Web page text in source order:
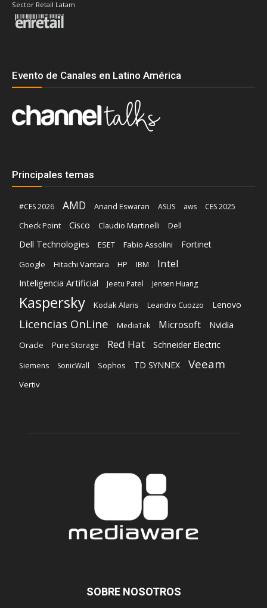
Sector Retail Latam
Evento de Canales en Latino América
Principales temas
#CES 2026 AMD Anand Eswaran ASUS aws
CES 2025
Check Point
Cisco Claudio Martinelli Dell
Dell Technologies ESET Fabio Assolini Fortinet
Google Hitachi Vantara HP IBM Intel
Inteligencia Artificial Jeetu Patel Jensen Huang
Kaspersky Kodak Alaris Leandro Cuozzo Lenovo
Licencias OnLine MediaTek Microsoft Nvidia
Oracle Pure Storage Red Hat Schneider Electric
Siemens SonicWall Sophos TD SYNNEX Veeam
Vertiv
SOBRE NOSOTROS